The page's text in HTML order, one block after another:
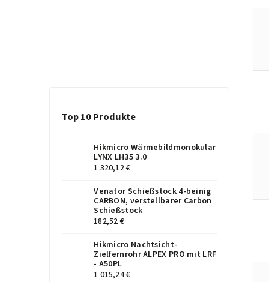
Top 10 Produkte
Hikmicro Wärmebildmonokular
LYNX LH35 3.0
1 320,12 €
Venator Schießstock 4-beinig
CARBON, verstellbarer Carbon
Schießstock
182,52 €
Hikmicro Nachtsicht-
Zielfernrohr ALPEX PRO mit LRF
- A50PL
1 015,24 €